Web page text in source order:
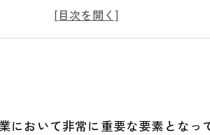
丁寧にサポート 売却プロセスをス
の比較で最高条件で売却を実現
おいて非常に重要な要素とな